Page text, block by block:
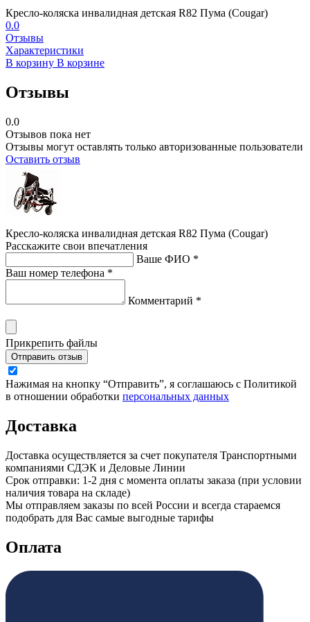
Кресло-коляска инвалидная детская R82 Пума (Cougar)
0.0
Отзывы
Характеристики
В корзину В корзине
Отзывы
0.0
Отзывов пока нет
Отзывы могут оставлять только авторизованные пользователи
Оставить отзыв
Кресло-коляска инвалидная детская R82 Пума (Cougar)
Расскажите свои впечатления
Ваше ФИО *
Ваш номер телефона *
Комментарий *
Прикрепить файлы
Отправить отзыв
Нажимая на кнопку “Отправить”, я соглашаюсь с Политикой
в отношении обработки персональных данных
Доставка
Доставка осуществляется за счет покупателя Транспортными
компаниями СДЭК и Деловые Линии
Срок отправки: 1-2 дня с момента оплаты заказа (при условии
наличия товара на складе)
Мы отправляем заказы по всей России и всегда стараемся
подобрать для Вас самые выгодные тарифы
Оплата